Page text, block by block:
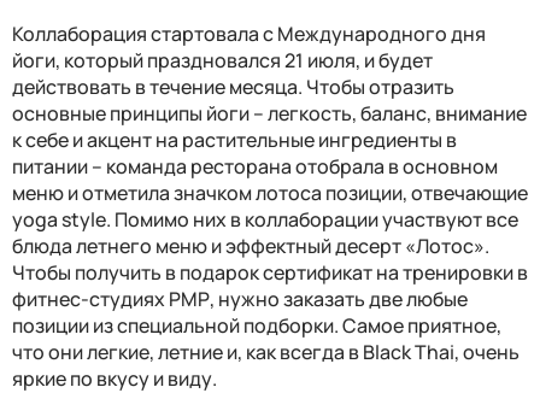
Коллаборация стартовала с Международного дня
йоги, который праздновался 21 июля, и будет
действовать в течение месяца. Чтобы отразить
основные принципы йоги – легкость, баланс, внимание
к себе и акцент на растительные ингредиенты в
питании – команда ресторана отобрала в основном
меню и отметила значком лотоса позиции, отвечающие
yoga style. Помимо них в коллаборации участвуют все
блюда летнего меню и эффектный десерт «Лотос».
Чтобы получить в подарок сертификат на тренировки в
фитнес-студиях РМР, нужно заказать две любые
позиции из специальной подборки. Самое приятное,
что они легкие, летние и, как всегда вBlack Thai, очень
яркие по вкусу и виду.